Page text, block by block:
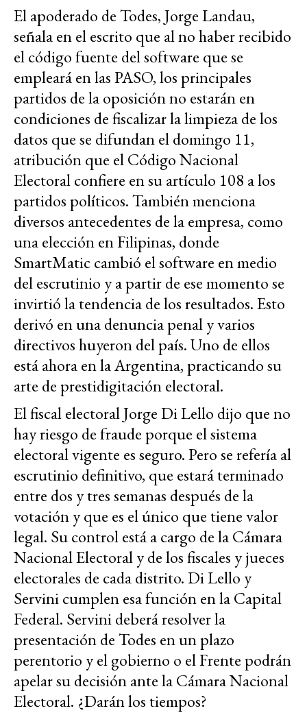
El apoderado de Todes, Jorge Landau,
señala en el escrito que al no haber recibido
el código fuente del software que se
empleará en las PASO, los principales
partidos de la oposición no estarán en
condiciones de fiscalizar la limpieza de los
datos que se difundan el domingo 11,
atribución que el Código Nacional
Electoral confiere en su artículo 108 a los
partidos políticos. También menciona
diversos antecedentes de la empresa, como
una elección en Filipinas, donde
SmartMatic cambió el software en medio
del escrutinio y a partir de ese momento se
invirtió la tendencia de los resultados. Esto
derivó en una denuncia penal y varios
directivos huyeron del país. Uno de ellos
está ahora en la Argentina, practicando su
arte de prestidigitación electoral.
El fiscal electoral Jorge Di Lello dijo que no
hay riesgo de fraude porque el sistema
electoral vigente es seguro. Pero se refería al
escrutinio definitivo, que estará terminado
entre dos y tres semanas después de la
votación y que es el único que tiene valor
legal. Su control está a cargo de la Cámara
Nacional Electoral y de los fiscales y jueces
electorales de cada distrito. Di Lello y
Servini cumplen esa función en la Capital
Federal. Servini deberá resolver la
presentación de Todes en un plazo
perentorio y el gobierno o el Frente podrán
apelar su decisión ante la Cámara Nacional
Electoral. ¿Darán los tiempos?